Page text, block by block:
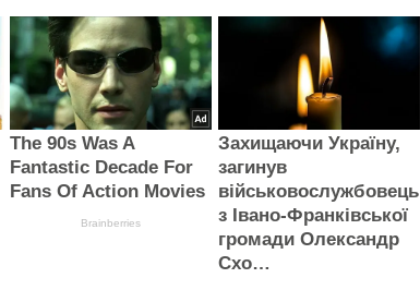
The 90s Was A
Fantastic Decade For
Fans Of Action Movies
Brainberries
Захищаючи Україну,
загинув
військовослужбовець
з Івано-Франківської
громади Олександр
Схо…